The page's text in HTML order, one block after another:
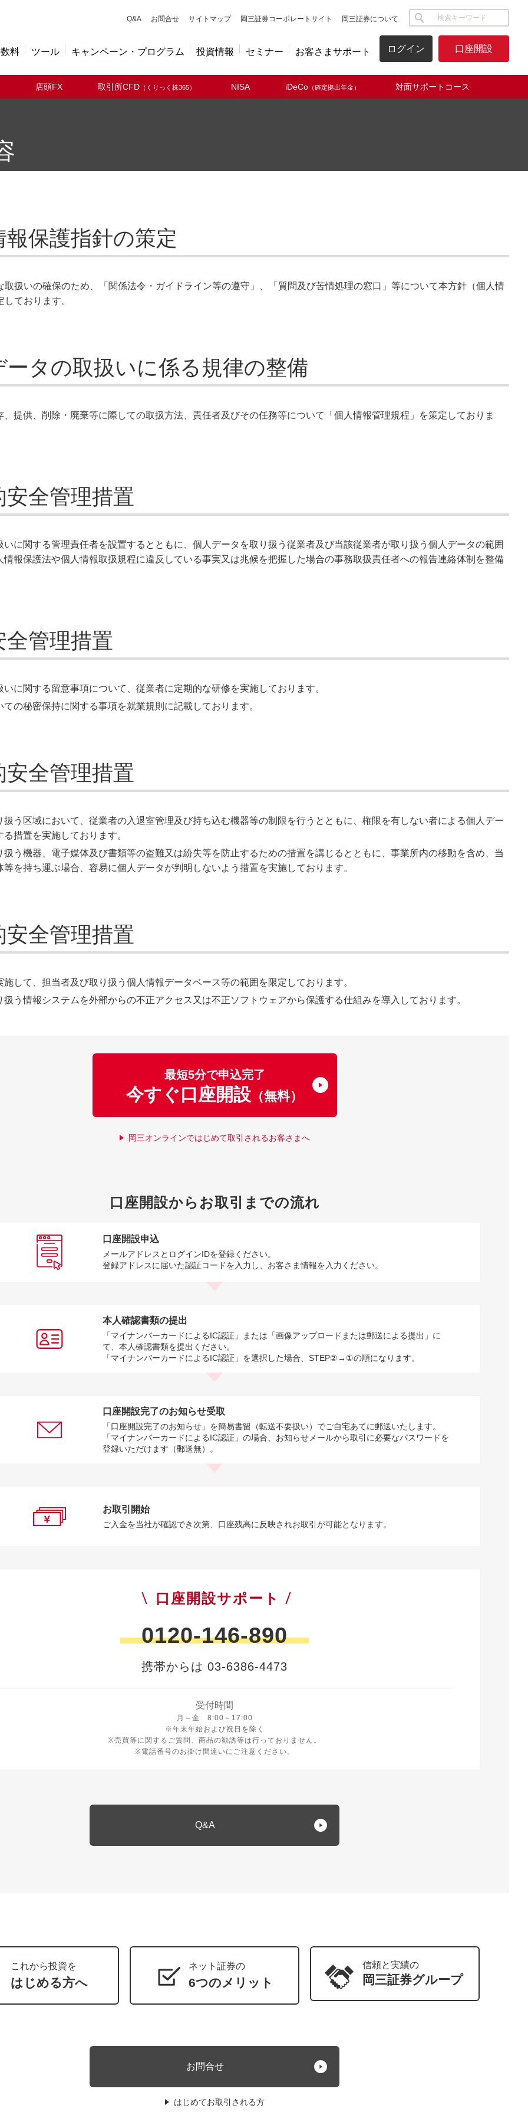
Q&Aキューアンドエー
お問合せ サイトマップ 岡三証券コーポレートサイト 岡三証券について サイト内検索
料 ツール キャンペーン・プログラム 投資情報 セミナー お客さまサポート ログイン 口座開設
店頭FX 取引所CFD（くりっく株365） NISA iDeCo（確定拠出年金） 対面サポートコース
報保護指針の策定
取扱いの確保のため、「関係法令・ガイドライン等の遵守」、「質問及び苦情処理の窓口」等について本方針（個人情
ております。
ータの取扱いに係る規律の整備
、提供、削除・廃棄等に際しての取扱方法、責任者及びその任務等について「個人情報管理規程」を策定しておりま
安全管理措置
いに関する管理責任者を設置するとともに、個人データを取り扱う従業者及び当該従業者が取り扱う個人データの範囲
情報保護法や個人情報取扱規程に違反している事実又は兆候を把握した場合の事務取扱責任者への報告連絡体制を整備
全管理措置
に関する留意事項について、従業者に定期的な研修を実施しております。
の秘密保持に関する事項を就業規則に記載しております。
安全管理措置
扱う区域において、従業者の入退室管理及び持ち込む機器等の制限を行うとともに、権限を有しない者による個人デー
措置を実施しております。
扱う機器、電子媒体及び書類等の盗難又は紛失等を防止するための措置を講じるとともに、事業所内の移動を含め、当
を持ち運ぶ場合、容易に個人データが判明しないよう措置を実施しております。
安全管理措置
施して、担当者及び取り扱う個人情報データベース等の範囲を限定しております。
扱う情報システムを外部からの不正アクセス又は不正ソフトウェアから保護する仕組みを導入しております。
最短5分で申込完了
今すぐ口座開設 （無料）
岡三オンラインではじめて取引されるお客さまへ
口座開設からお取引までの流れ
口座開設申込
メールアドレスとログインIDを登録ください。
登録アドレスに届いた認証コードを入力し、お客さま情報を入力ください。
本人確認書類の提出
「マイナンバーカードによるIC認証」または「画像アップロードまたは郵送による提出」に
て、本人確認書類を提出ください。
「マイナンバーカードによるIC認証」を選択した場合、STEP②→①の順になります。
口座開設完了のお知らせ受取
「口座開設完了のお知らせ」を簡易書留（転送不要扱い）でご自宅あてに郵送いたします。
「マイナンバーカードによるIC認証」の場合、お知らせメールから取引に必要なパスワードを
登録いただけます（郵送無）。
お取引開始
ご入金を当社が確認でき次第、口座残高に反映されお取引が可能となります。
口座開設サポート
0120-146-890
携帯からは 03-6386-4473
受付時間
月～金 8:00～17:00
月曜日から金曜日 8時から17時
※年末年始および祝日を除く
※売買等に関するご質問、商品の勧誘等は行っておりません。
※電話番号のお掛け間違いにご注意ください。
Q&A
これから投資を
はじめる方へ
ネット証券の
6つのメリット
信頼と実績の
岡三証券グループ
お問合せ
はじめてお取引される方